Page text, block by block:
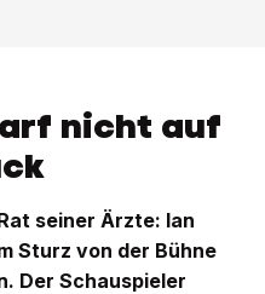
nicht auf
seiner Ärzte: Ian
Sturz von der Bühne
Der Schauspieler